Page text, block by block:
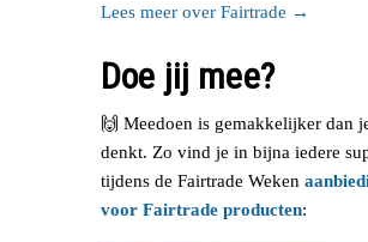
Lees meer over Fairtrade →
Doe jij mee?
🙌 Meedoen is gemakkelijker dan
denkt. Zo vind je in bijna iedere
tijdens de Fairtrade Weken
voor Fairtrade producten: